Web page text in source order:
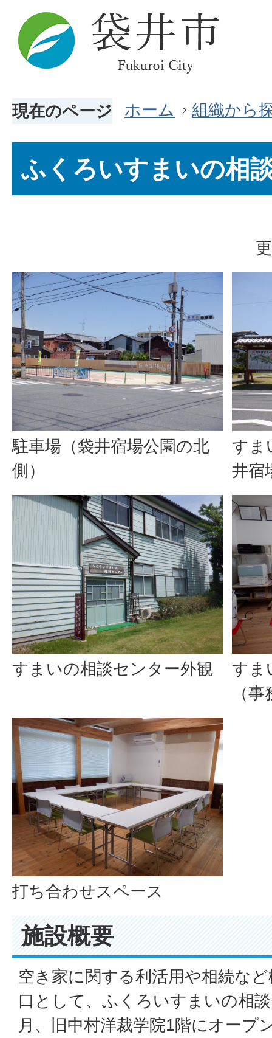
現在のページ ホーム 組織から
ふくろいすまいの相
駐車場（袋井宿場公園の北
側）
すま
井宿
すまいの相談センター外観
すま
（
打ち合わせスペース
施設概要
空き家に関する利活用や相続な
口として、ふくろいすまいの相
月、旧中村洋裁学院1階にオープ